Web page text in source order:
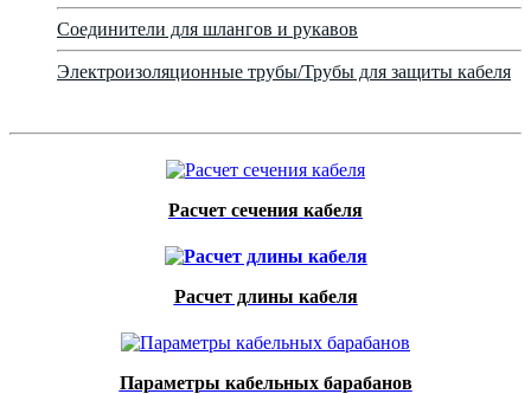
Соединители для шлангов и рукавов
Электроизоляционные трубы/Трубы для защиты кабеля
Расчет сечения кабеля
Расчет длины кабеля
Параметры кабельных барабанов